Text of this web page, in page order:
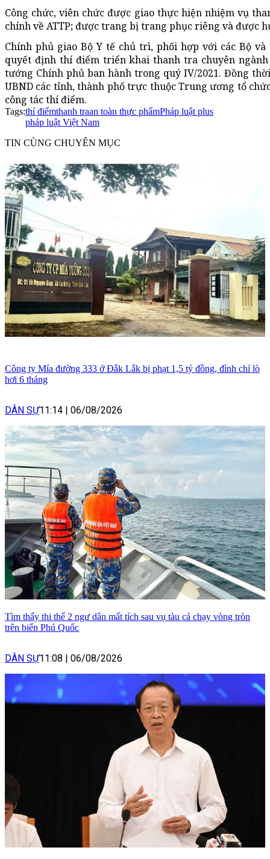
Công chức, viên chức được giao thực hiện nhiệm vụ
chính về ATTP; được trang bị trang phục riêng và được
Chính phủ giao Bộ Y tế chủ trì, phối hợp với các Bộ
quyết định thí điểm triển khai thanh tra chuyên
tướng Chính phủ ban hành trong quý IV/2021. Đồng
UBND các tỉnh, thành phố trực thuộc Trung ương tổ
công tác thí điểm.
Tags:thí điểmthanh traan toàn thực phẩmPháp luật plus
pháp luật Việt Nam
TIN CÙNG CHUYÊN MỤC
Công ty Mía đường 333 ở Đắk Lắk bị phạt 1,5 tỷ đồng, đình chỉ lò
hơi 6 tháng
DÂN SỰ11:14 06/08/2026
Tìm thấy thi thể 2 ngư dân mất tích sau vụ tàu cá chạy vòng tròn
trên biển Phú Quốc
DÂN SỰ11:08 06/08/2026